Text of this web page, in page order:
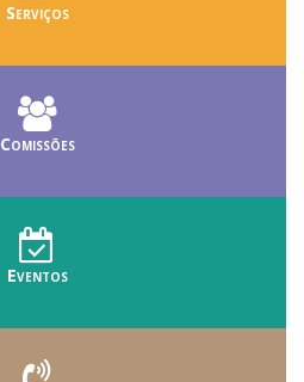
Serviços
Comissões
Eventos